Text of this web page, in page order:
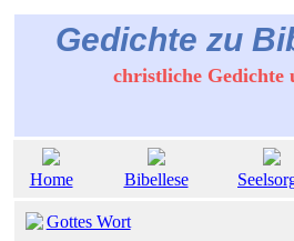
Gedichte zu
christliche Gedichte
Home Bibellese
Gottes Wort